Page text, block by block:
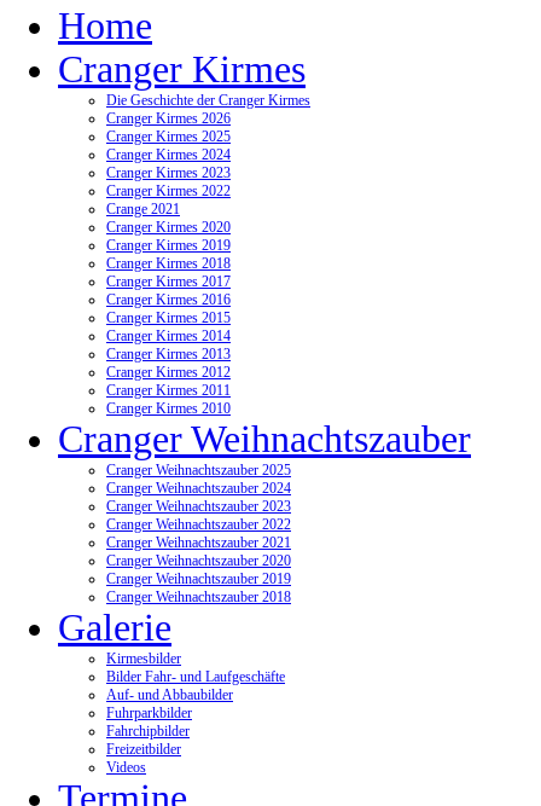
Home
Cranger Kirmes
Die Geschichte der Cranger Kirmes
Cranger Kirmes 2026
Cranger Kirmes 2025
Cranger Kirmes 2024
Cranger Kirmes 2023
Cranger Kirmes 2022
Crange 2021
Cranger Kirmes 2020
Cranger Kirmes 2019
Cranger Kirmes 2018
Cranger Kirmes 2017
Cranger Kirmes 2016
Cranger Kirmes 2015
Cranger Kirmes 2014
Cranger Kirmes 2013
Cranger Kirmes 2012
Cranger Kirmes 2011
Cranger Kirmes 2010
Cranger Weihnachtszauber
Cranger Weihnachtszauber 2025
Cranger Weihnachtszauber 2024
Cranger Weihnachtszauber 2023
Cranger Weihnachtszauber 2022
Cranger Weihnachtszauber 2021
Cranger Weihnachtszauber 2020
Cranger Weihnachtszauber 2019
Cranger Weihnachtszauber 2018
Galerie
Kirmesbilder
Bilder Fahr- und Laufgeschäfte
Auf- und Abbaubilder
Fuhrparkbilder
Fahrchipbilder
Freizeitbilder
Videos